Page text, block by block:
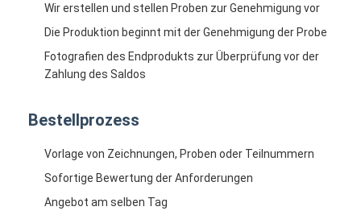
Wir erstellen und stellen Proben zur Genehmigung vor
Die Produktion beginnt mit der Genehmigung der Probe
Fotografien des Endprodukts zur Überprüfung vor der
Zahlung des Saldos
Bestellprozess
Vorlage von Zeichnungen, Proben oder Teilnummern
Sofortige Bewertung der Anforderungen
Angebot am selben Tag